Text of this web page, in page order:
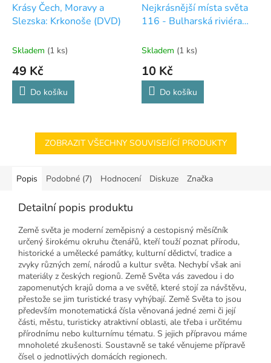
Krásy Čech, Moravy a
Slezska: Krkonoše (DVD)
Skladem (1 ks)
49 Kč
Do košíku
Nejkrásnější místa světa
116 - Bulharská riviéra
Skladem (1 ks)
10 Kč
Do košíku
ZOBRAZIT VŠECHNY SOUVISEJÍCÍ PRODUKTY
Popis Podobné (7) Hodnocení Diskuze Značka
Detailní popis produktu
Země světa je moderní zeměpisný a cestopisný měsíčník
určený širokému okruhu čtenářů, kteří touží poznat přírodu,
historické a umělecké památky, kulturní dědictví, tradice a
zvyky různých zemí, národů a kultur světa. Nechybí však ani
materiály z českých regionů. Země Světa vás zavedou i do
zapomenutých krajů doma a ve světě, které stojí za návštěvu,
přestože se jim turistické trasy vyhýbají. Země Světa to jsou
především monotematická čísla věnovaná jedné zemi či její
části, městu, turisticky atraktivní oblasti, ale třeba i určitému
přírodnímu nebo kulturnímu tématu. S jejich přípravou máme
mnoholeté zkušenosti. Soustavně se také věnujeme přípravě
čísel o jednotlivých domácích regionech.